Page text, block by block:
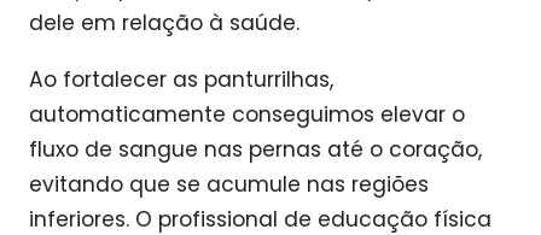
dele em relação à saúde.
Ao fortalecer as panturrilhas,
automaticamente conseguimos elevar o
fluxo de sangue nas pernas até o coração,
evitando que se acumule nas regiões
inferiores. O profissional de educação física